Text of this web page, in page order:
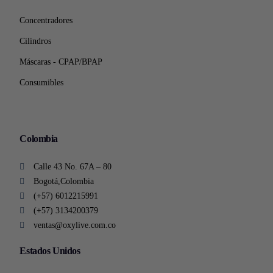
Concentradores
Cilindros
Máscaras - CPAP/BPAP
Consumibles
Colombia
Calle 43 No. 67A – 80
Bogotá,Colombia
(+57) 6012215991
(+57) 3134200379
ventas@oxylive.com.co
Estados Unidos